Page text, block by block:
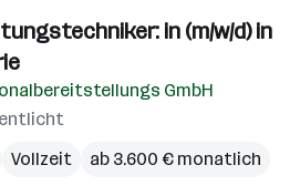
in (m/w/d) in
GmbH
Vollzeit ab 3.600 € monatlich